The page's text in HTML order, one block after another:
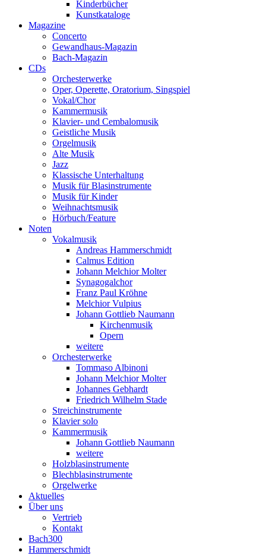
Kinderbücher
Kunstkataloge
Magazine
Concerto
Gewandhaus-Magazin
Bach-Magazin
CDs
Orchesterwerke
Oper, Operette, Oratorium, Singspiel
Vokal/Chor
Kammermusik
Klavier- und Cembalomusik
Geistliche Musik
Orgelmusik
Alte Musik
Jazz
Klassische Unterhaltung
Musik für Blasinstrumente
Musik für Kinder
Weihnachtsmusik
Hörbuch/Feature
Noten
Vokalmusik
Andreas Hammerschmidt
Calmus Edition
Johann Melchior Molter
Synagogalchor
Franz Paul Kröhne
Melchior Vulpius
Johann Gottlieb Naumann
Kirchenmusik
Opern
weitere
Orchesterwerke
Tommaso Albinoni
Johann Melchior Molter
Johannes Gebhardt
Friedrich Wilhelm Stade
Streichinstrumente
Klavier solo
Kammermusik
Johann Gottlieb Naumann
weitere
Holzblasinstrumente
Blechblasinstrumente
Orgelwerke
Aktuelles
Über uns
Vertrieb
Kontakt
Bach300
Hammerschmidt